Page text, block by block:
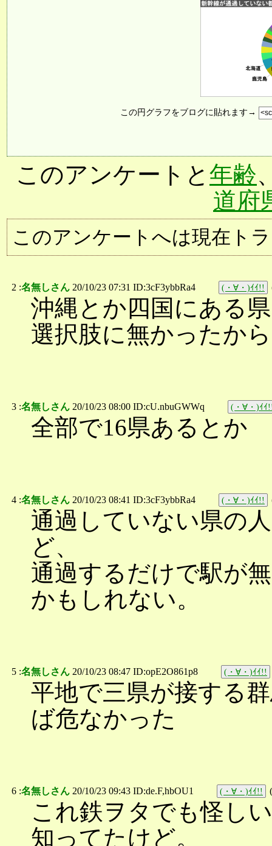
この円グラフをブログに貼れます→
このアンケートと 年齢
道府
このアンケートへは現在ト
2 :名無しさん 20/10/23 07:31 ID:3cF3ybbRa4 (・∀・)ｲｲ!!
沖縄とか四国にある
選択肢に無かったか
3 :名無しさん 20/10/23 08:00 ID:cU.nbuGWWq (・∀・)ｲｲ
全部で16県あるとか
4 :名無しさん 20/10/23 08:41 ID:3cF3ybbRa4 (・∀・)ｲｲ!!
通過していない県の
ど、
通過するだけで駅が
かもしれない。
5 :名無しさん 20/10/23 08:47 ID:opE2O861p8 (・∀・)ｲｲ!!
平地で三県が接する
ば危なかった
6 :名無しさん 20/10/23 09:43 ID:de.F,hbOU1 (・∀・)ｲｲ!! (
これ鉄ヲタでも怪し
知ってたけど。